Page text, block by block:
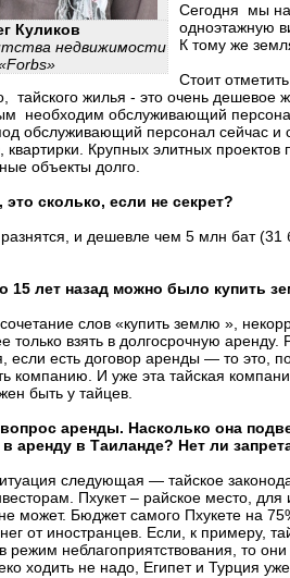
Куликов
недвижимости
Сегодня мы
одноэтажную
К тому же
Стоит
тайского жилья - это очень
необходим обслуживающий
обслуживающий персонал сейчас и
квартирки. Крупных элитных
объекты долго.
сколько, если не секрет?
и дешевле чем 5 млн бат (31
15 лет назад можно было купить
слов «купить землю »,
только взять в долгосрочную
если есть договор аренды — то это,
компанию. И уже эта тайская
быть у тайцев.
аренды. Насколько она
аренду в Таиланде? Нет ли
следующая — тайское
Пхукет – райское место, для
может. Бюджет самого Пхукете на
от иностранцев. Если, к примеру,
режим неблагоприятствования, то
ходить не надо, Египет и Турция